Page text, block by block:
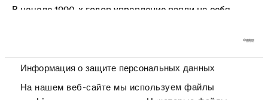
Информация о защите персональных данных
На нашем веб-сайте мы используем файлы
В начале 1990-х годов управление взяли на себя
команде высшего руководства. Ewald Dörken AG
отметила свое столетие в мае 1992 года.